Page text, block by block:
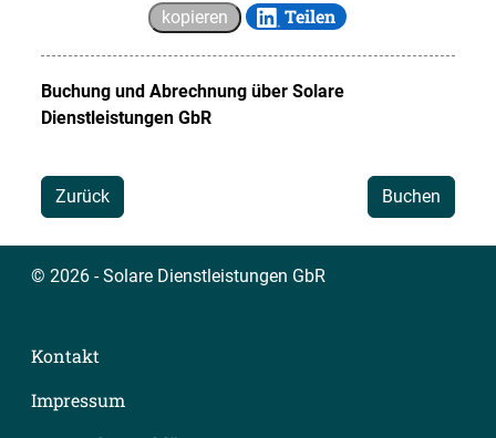
kopieren Teilen
Buchung und Abrechnung über Solare
Dienstleistungen GbR
Zurück Buchen
© 2026 - Solare Dienstleistungen GbR
Kontakt
Impressum